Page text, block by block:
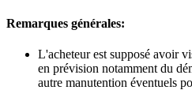
Remarques générales:
L'acheteur est supposé avoir
en prévision notamment du
autre manutention éventuels